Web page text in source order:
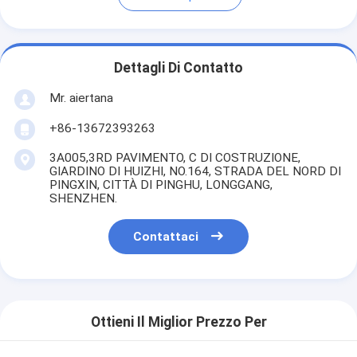
Dettagli Di Contatto
Mr. aiertana
+86-13672393263
3A005,3RD PAVIMENTO, C DI COSTRUZIONE,
GIARDINO DI HUIZHI, NO.164, STRADA DEL NORD DI
PINGXIN, CITTÀ DI PINGHU, LONGGANG,
SHENZHEN.
Contattaci
Ottieni Il Miglior Prezzo Per